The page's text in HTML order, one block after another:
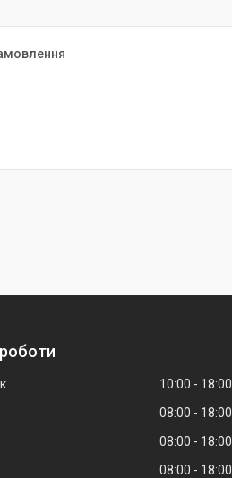
10:00
18:00
08:00
18:00
08:00
18:00
08:00
18:00